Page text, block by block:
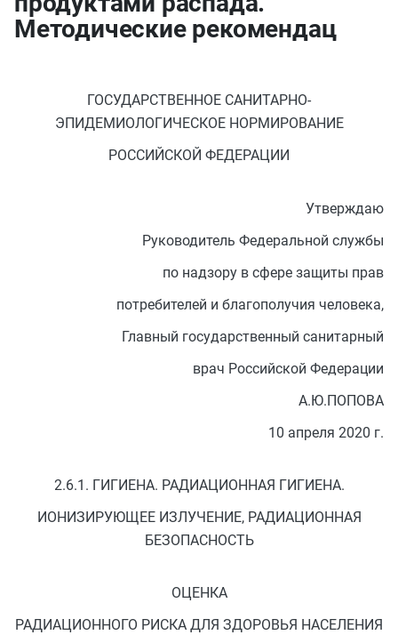
Методические рекомендац
ГОСУДАРСТВЕННОЕ САНИТАРНО-
ЭПИДЕМИОЛОГИЧЕСКОЕ НОРМИРОВАНИЕ
РОССИЙСКОЙ ФЕДЕРАЦИИ
Утверждаю
Руководитель Федеральной службы
по надзору в сфере защиты прав
потребителей и благополучия человека,
Главный государственный санитарный
врач Российской Федерации
А.Ю.ПОПОВА
10 апреля 2020 г.
2.6.1. ГИГИЕНА. РАДИАЦИОННАЯ ГИГИЕНА.
ИОНИЗИРУЮЩЕЕ ИЗЛУЧЕНИЕ, РАДИАЦИОННАЯ
БЕЗОПАСНОСТЬ
ОЦЕНКА
РАДИАЦИОННОГО РИСКА ДЛЯ ЗДОРОВЬЯ НАСЕЛЕНИЯ